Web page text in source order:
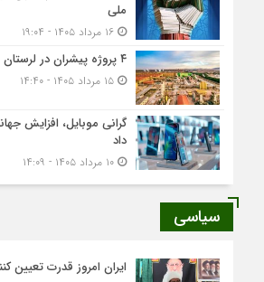
ملی
۱۶ مرداد ۱۴۰۵ - ۱۹:۰۴
۴ پروژه پیشران در لرستان افتتاح می‌شود
۱۵ مرداد ۱۴۰۵ - ۱۴:۴۰
گرانی موبایل، افزایش
داد
۱۰ مرداد ۱۴۰۵ - ۱۴:۰۹
سیاسی
ایران امروز قدرت تعیین